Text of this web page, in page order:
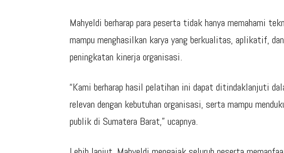
Mahyeldi berharap para peserta tidak hanya memahami
mampu menghasilkan karya yang berkualitas, aplikatif,
peningkatan kinerja organisasi.
“Kami berharap hasil pelatihan ini dapat ditindaklanjuti
relevan dengan kebutuhan organisasi, serta mampu
publik di Sumatera Barat,” ucapnya.